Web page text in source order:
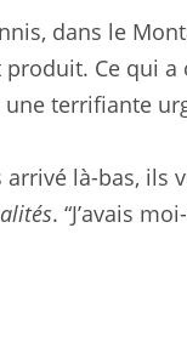
dans le
produit. Ce qui
terrifiante
arrivé là-bas, ils
. “J’avais